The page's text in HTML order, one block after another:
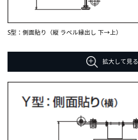
S型：側面貼り（縦 ラベル縁出し 下→上）
拡大して見る